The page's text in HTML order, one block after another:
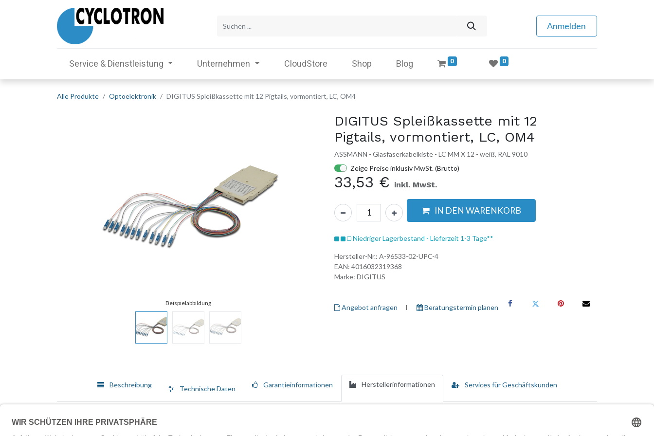
Anmelden
Service & Dienstleistung Unternehmen CloudStore Shop Blog 0 0
Alle Produkte Optoelektronik DIGITUS Spleißkassette mit 12 Pigtails, vormontiert, LC, OM4
DIGITUS Spleißkassette mit 12
Pigtails, vormontiert, LC, OM4
ASSMANN - Glasfaserkabelkiste - LC MM X 12 - weiß, RAL 9010
Zeige Preise inklusiv MwSt. (Brutto)
33,53 € inkl. MwSt.
IN DEN WARENKORB
Niedriger Lagerbestand - Lieferzeit 1-3 Tage**
Hersteller-Nr.: A-96533-02-UPC-4
EAN: 4016032319368
Marke: DIGITUS
Angebot anfragen I ​ Beratungstermin planen
Beschreibung Technische Daten Garantieinformationen Herstellerinformationen Services für Geschäftskunden
der Kassette zeigt den verwendeten Farbcode für die Pigtails. Jede Kassette enthält ein Prüfprotokoll für den jeweiligen Pigtailsatz und garantiert somit beste Qualität und